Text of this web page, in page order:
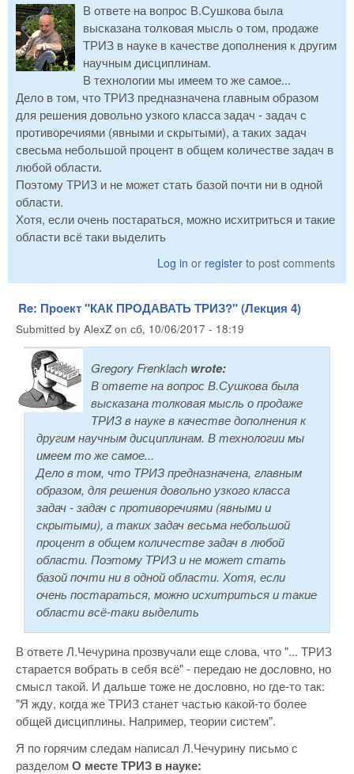
В ответе на вопрос В.Сушкова была
высказана толковая мысль о том, продаже
ТРИЗ в науке в качестве дополнения к другим
научным дисциплинам.
В технологии мы имеем то же самое...
Дело в том, что ТРИЗ предназначена главным образом
для решения довольно узкого класса задач - задач с
противоречиями (явными и скрытыми), а таких задач
свесьма небольшой процент в общем количестве задач в
любой области.
Поэтому ТРИЗ и не может стать базой почти ни в одной
области.
Хотя, если очень постараться, можно исхитриться и такие
области всё таки выделить
Log in or register to post comments
Re: Проект "КАК ПРОДАВАТЬ ТРИЗ?" (Лекция 4)
Submitted by AlexZ on сб, 10/06/2017 - 18:19
Gregory Frenklach wrote:
В ответе на вопрос В.Сушкова была
высказана толковая мысль о продаже
ТРИЗ в науке в качестве дополнения к
другим научным дисциплинам. В технологии мы
имеем то же самое...
Дело в том, что ТРИЗ предназначена, главным
образом, для решения довольно узкого класса
задач - задач с противоречиями (явными и
скрытыми), а таких задач весьма небольшой
процент в общем количестве задач в любой
области. Поэтому ТРИЗ и не может стать
базой почти ни в одной области. Хотя, если
очень постараться, можно исхитриться и такие
области всё-таки выделить
В ответе Л.Чечурина прозвучали еще слова, что "... ТРИЗ
старается вобрать в себя всё" - передаю не дословно, но
смысл такой. И дальше тоже не дословно, но где-то так:
"Я жду, когда же ТРИЗ станет частью какой-то более
общей дисциплины. Например, теории систем".
Я по горячим следам написал Л.Чечурину письмо с
разделомО месте ТРИЗ в науке: